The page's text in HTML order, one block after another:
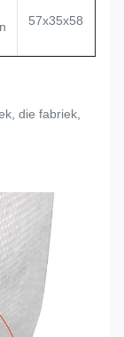
57x35x58
die fabriek,